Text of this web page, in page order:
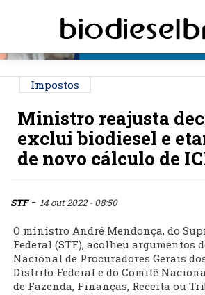
Impostos
Ministro reajusta
exclui biodiesel e
de novo cálculo de
STF- 14 out 2022 - 08:50
O ministro André Mendonça, do
Federal (STF), acolheu argumentos
Nacional de Procuradores Gerais
Distrito Federal e do Comitê
de Fazenda, Finanças, Receita ou